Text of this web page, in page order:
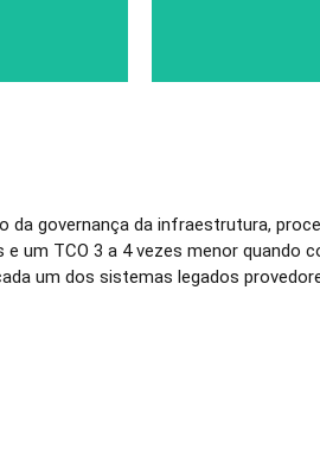
da governança da infraestrutura,
um TCO 3 a 4 vezes menor quando
um dos sistemas legados